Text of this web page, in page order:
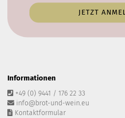
Informationen
+49 (0) 9441 / 176 22 33
info@brot-und-wein.eu
Kontaktformular